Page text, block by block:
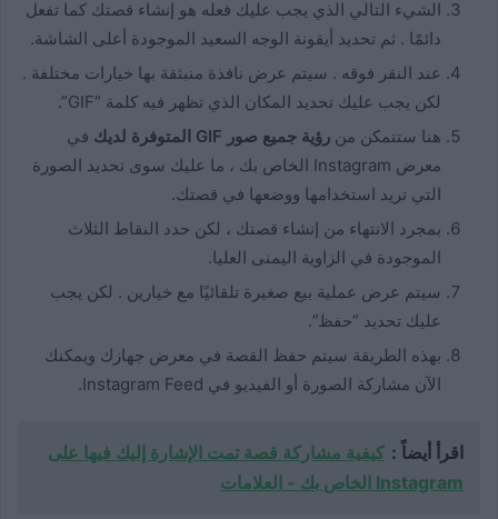
الشيء التالي الذي يجب عليك فعله هو إنشاء قصتك كما تفعل
دائمًا . ثم تحديد أيقونة الوجه السعيد الموجودة أعلى الشاشة.
عند النقر فوقه . سيتم عرض نافذة منبثقة بها خيارات مختلفة .
لكن يجب عليك تحديد المكان الذي تظهر فيه كلمة “GIF”.
هنا ستتمكن من رؤية جميع صور GIF المتوفرة لديك
في
معرض Instagram الخاص بك ، ما عليك سوى تحديد الصورة
التي تريد استخدامها ووضعها في قصتك.
بمجرد الانتهاء من إنشاء قصتك ، لكن حدد النقاط الثلاث
الموجودة في الزاوية اليمنى العليا.
سيتم عرض عملية بيع صغيرة تلقائيًا مع خيارين . لكن يجب
عليك تحديد “حفظ”.
بهذه الطريقة سيتم حفظ القصة في معرض جهازك ويمكنك
الآن مشاركة الصورة أو الفيديو في Instagram Feed.
اقرأ أيضاً : كيفية مشاركة قصة تمت الإشارة إليك فيها على
Instagram الخاص بك - العلامات